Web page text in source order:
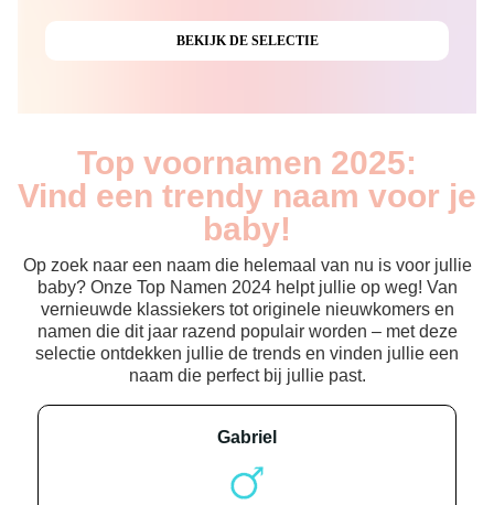
Top voornamen 2025:
Vind een trendy naam voor je
baby!
Op zoek naar een naam die helemaal van nu is voor jullie
baby? Onze Top Namen 2024 helpt jullie op weg! Van
vernieuwde klassiekers tot originele nieuwkomers en
namen die dit jaar razend populair worden – met deze
selectie ontdekken jullie de trends en vinden jullie een
naam die perfect bij jullie past.
gabriel